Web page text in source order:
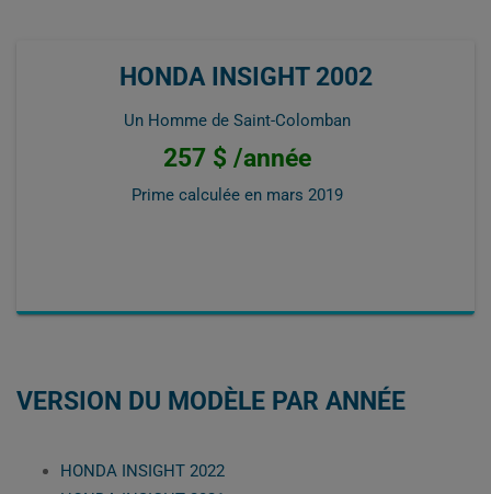
HONDA INSIGHT 2002
Un Homme de Saint-Colomban
257 $ /année
Prime calculée en mars 2019
VERSION DU MODÈLE PAR ANNÉE
HONDA INSIGHT 2022